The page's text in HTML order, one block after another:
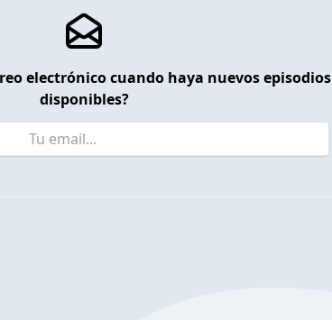
electrónico cuando haya nuevos episodios
disponibles?